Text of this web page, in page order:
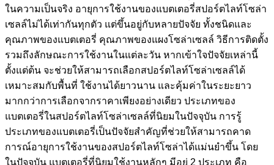
ในความเป็นจริง อายุการใช้งานของแบตเตอรี่สปอร์ตไลท์โซล่า
เซลล์ไม่ได้เท่ากันทุกตัว แต่ขึ้นอยู่กับหลายปัจจัย ทั้งชนิดและ
คุณภาพของแบตเตอรี่ คุณภาพของแผงโซล่าเซลล์ วิธีการติดตั้ง
รวมถึงลักษณะการใช้งานในแต่ละวัน หากเข้าใจปัจจัยเหล่านี้
ตั้งแต่ต้น จะช่วยให้สามารถเลือกสปอร์ตไลท์โซล่าเซลล์ได้
เหมาะสมกับพื้นที่ ใช้งานได้ยาวนาน และคุ้มค่าในระยะยาว
มากกว่าการเลือกจากราคาเพียงอย่างเดียว ประเภทของ
แบตเตอรี่ในสปอร์ตไลท์โซล่าเซลล์ที่นิยมในปัจจุบัน การรู้
ประเภทของแบตเตอรี่เป็นปัจจัยสำคัญที่ช่วยให้สามารถคาด
การณ์อายุการใช้งานของสปอร์ตไลท์โซล่าได้แม่นยำขึ้น โดย
ในปัจจุบัน แบตเตอรี่ที่นิยมใช้งานหลักๆ มีอยู่ 2 ประเภท คือ